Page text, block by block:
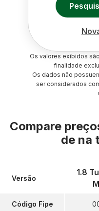
Os valores exibidos
finalidade
Os dados não
ser considerados
Compare
de na
Versão
Código Fipe
1.8